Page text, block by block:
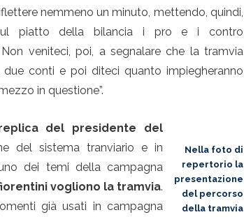
nemmeno un minuto, mettendo, quindi,
piatto della bilancia i pro e i contro
Non veniteci, poi, a segnalare che la tramvia
conti e poi diteci quanto impiegheranno
in questione”.
Nella foto di
repertorio la
presentazione
del percorso
della tramvia
del presidente del
del sistema tranviario e in
dei temi della campagna
vogliono la tramvia.
già usati in campagna